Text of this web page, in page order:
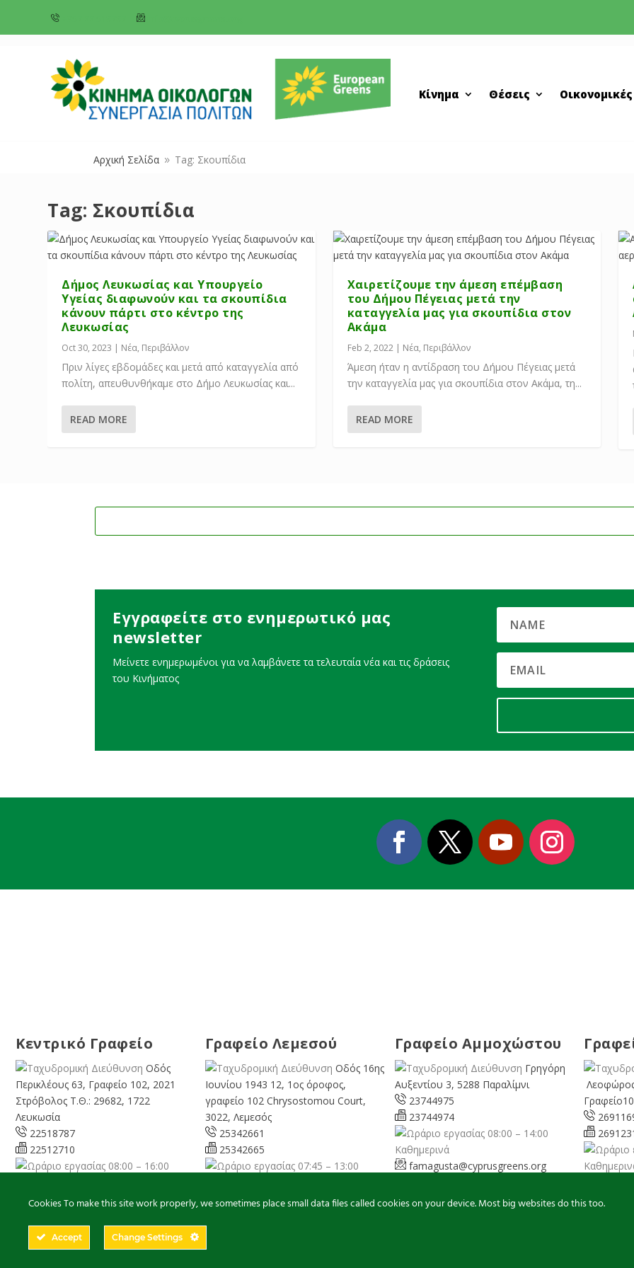
Κίνημα Θέσεις
Αρχική Σελίδα 9 Tag: Σκουπίδια
Tag: Σκουπίδια
Δήμος Λευκωσίας και Υπουργείο
Υγείας διαφωνούν και τα σκουπίδια
κάνουν πάρτι στο κέντρο της
Λευκωσίας
Oct 30, 2023 | Νέα, Περιβάλλον
Πριν λίγες εβδομάδες και μετά από καταγγελία από
πολίτη, απευθυνθήκαμε στο Δήμο Λευκωσίας και...
READ MORE
Χαιρετίζουμε την άμεση επέμβαση
του Δήμου Πέγειας μετά την
καταγγελία μας για σκουπίδια στον
Ακάμα
Feb 2, 2022| Νέα, Περιβάλλον
Άμεση ήταν η αντίδραση του Δήμου Πέγειας μετά
την καταγγελία μας για σκουπίδια στον Ακάμα, τη...
READ MORE
Εγγραφείτε στο ενημερωτικό μας
newsletter
Μείνετε ενημερωμένοι για να λαμβάνετε τα τελευταία νέα και τις δράσεις
του Κινήματος
Κεντρικό Γραφείο
Οδός
Περικλέους 63, Γραφείο 102, 2021
Στρόβολος Τ.Θ.: 29682, 1722
Λευκωσία
22518787
22512710
08:00 – 16:00
info@cyprusgreens.org
Γραφείο Λεμεσού
Οδός 16ης
Ιουνίου 1943 12, 1ος όροφος,
γραφείο 102 Chrysostomou Court,
3022, Λεμεσός
25342661
25342665
07:45 – 13:00
limassol@cyprusgreens.org
Γραφείο Αμμοχώστου
Γρηγόρη
Αυξεντίου 3, 5288 Παραλίμνι
23744975
23744974
08:00 – 14:00
Καθημερινά
famagusta@cyprusgreens.org
Cookies To make this site work properly, we sometimes place small data files called cookies on your device. Most big websites do this too.
Accept Change Settings